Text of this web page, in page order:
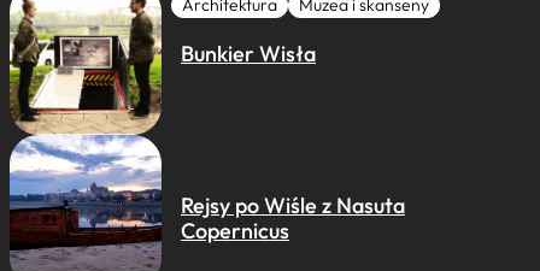
Architektura Muzea i skanseny
Bunkier Wisła
Rejsy po Wiśle z Nasuta
Copernicus